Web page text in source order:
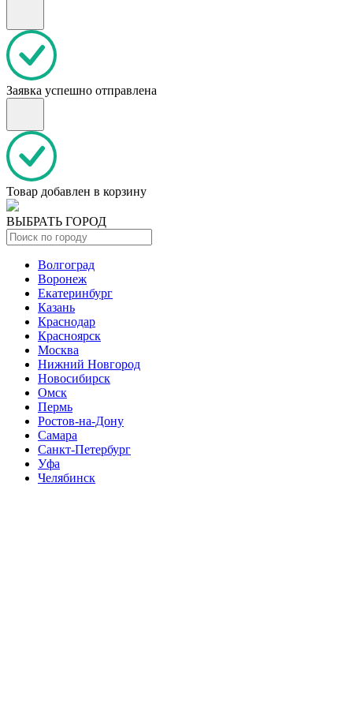
Заявка успешно отправлена
Товар добавлен в корзину
ВЫБРАТЬ ГОРОД
Волгоград
Воронеж
Екатеринбург
Казань
Краснодар
Красноярск
Москва
Нижний Новгород
Новосибирск
Омск
Пермь
Ростов-на-Дону
Самара
Санкт-Петербург
Уфа
Челябинск